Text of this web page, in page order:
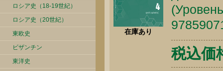
ロシア史（18-19世紀）
ロシア史（20世紀）
東欧史
ビザンチン
東洋史
在庫あり
税込価